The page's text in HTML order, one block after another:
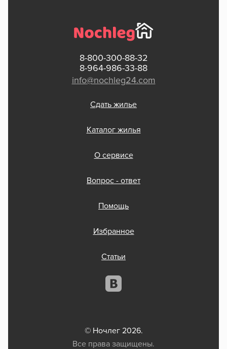
8-800-300-88-32
8-964-986-33-88
info@nochleg24.com
Сдать жилье
Каталог жилья
О сервисе
Вопрос - ответ
Помощь
Избранное
Статьи
© Ночлег 2026.
Все права защищены.